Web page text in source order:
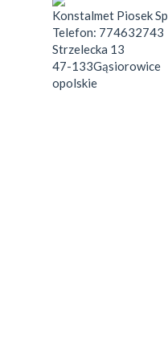
Konstalmet Piosek
Telefon: 774632743
Strzelecka 13
47-133Gąsiorowice
opolskie